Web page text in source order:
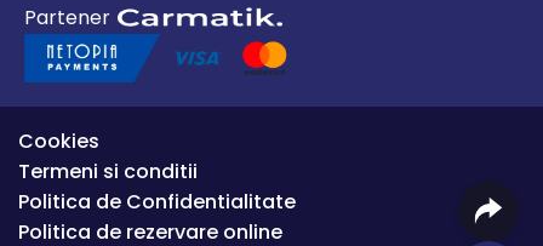
office.premium@autode.ro
Partener
Cookies
Termeni si conditii
Politica de Confidentialitate
Politica de rezervare online